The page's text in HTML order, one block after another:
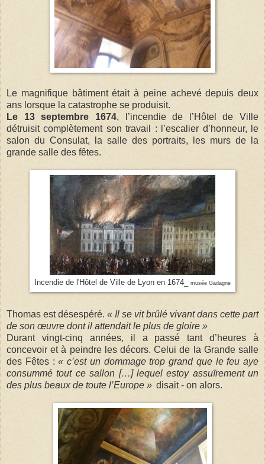
Le magnifique bâtiment était à peine achevé depuis deux
ans lorsque la catastrophe se produisit.
Le 13 septembre 1674, l’incendie de l’Hôtel de Ville
détruisit complètement son travail : l’escalier d’honneur, le
salon du Consulat, la salle des portraits, les murs de la
grande salle des fêtes.
Incendie de l'Hôtel de Ville de Lyon en 1674_ musée Gadagne
Thomas est désespéré. « Il se vit brûlé vivant dans cette part
de son œuvre dont il attendait le plus de gloire »
Durant vingt-cinq années, il a passé tant d’heures à
concevoir et à peindre les décors. Celui de la Grande salle
des Fêtes :« c’est un dommage trop grand que le feu aye
consummé tout ce sallon […] lequel estoy assuïrement un
des plus beaux de toute l’Europe » disait - on alors.